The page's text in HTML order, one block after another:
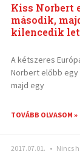
Kiss Norbert
második,
kilencedik
A kétszeres
Norbert előbb egy
majd egy
TOVÁBB OLVASOM »
2017.07.01. Nincs